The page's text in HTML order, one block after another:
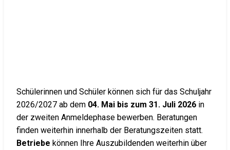
Schülerinnen und Schüler können sich für das Schuljahr
2026/2027 ab dem 04. Mai bis zum 31. Juli 2026 in
der zweiten Anmeldephase bewerben. Beratungen
finden weiterhin innerhalb der Beratungszeiten statt.
Betriebe können Ihre Auszubildenden weiterhin über